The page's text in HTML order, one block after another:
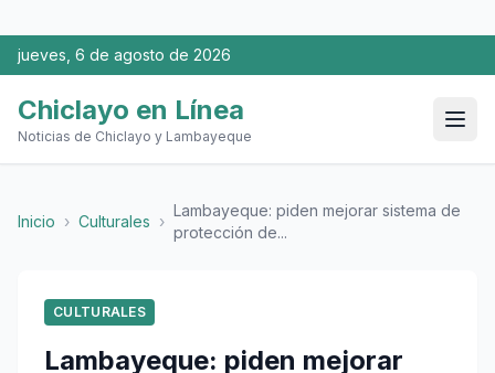
jueves, 6 de agosto de 2026
Chiclayo en Línea
Noticias de Chiclayo y Lambayeque
Inicio › Culturales ›
Lambayeque: piden mejorar sistema de
protección de...
CULTURALES
Lambayeque: piden mejorar